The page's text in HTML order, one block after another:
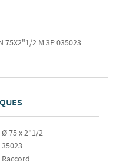
75X2"1/2 M 3P 035023
Ø 75 x 2"1/2
35023
Raccord